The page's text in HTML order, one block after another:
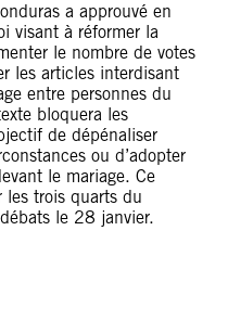
a approuvé en
visant à réformer la
le nombre de votes
les articles interdisant
entre personnes du
bloquera les
de dépénaliser
ou d’adopter
le mariage. Ce
trois quarts du
le 28 janvier.